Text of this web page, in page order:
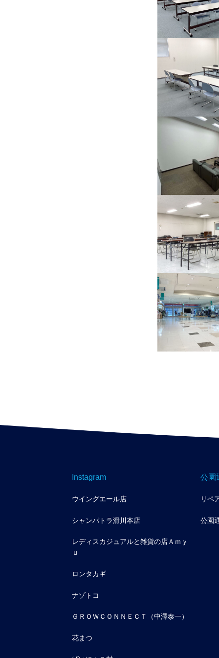
Instagram
ウイングエール店
シャンパトラ滑川本店
レディスカジュアルと雑貨の店Ａｍｙ
ｕ
ロンタカギ
ナゾトコ
ＧＲＯＷＣＯＮＮＥＣＴ（中澤泰一）
花まつ
公園
リペ
公園